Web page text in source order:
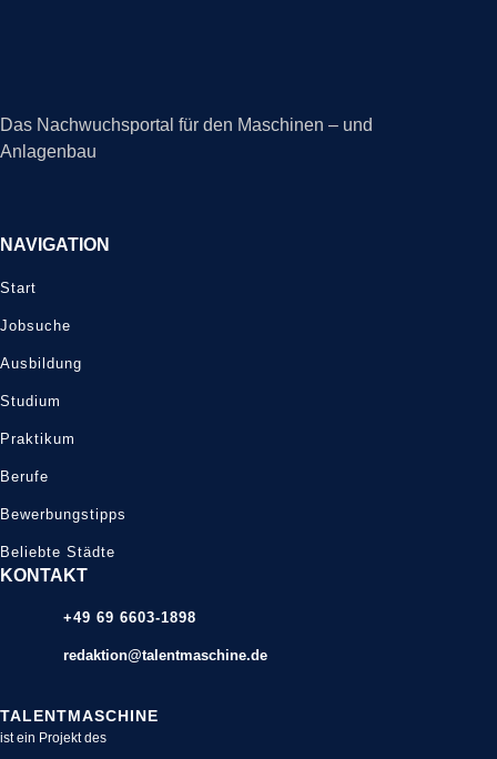
Das Nachwuchsportal für den Maschinen – und
Anlagenbau
NAVIGATION
Start
Jobsuche
Ausbildung
Studium
Praktikum
Berufe
Bewerbungstipps
Beliebte Städte
KONTAKT
+49 69 6603-1898
redaktion@talentmaschine.de
TALENTMASCHINE
ist ein Projekt des